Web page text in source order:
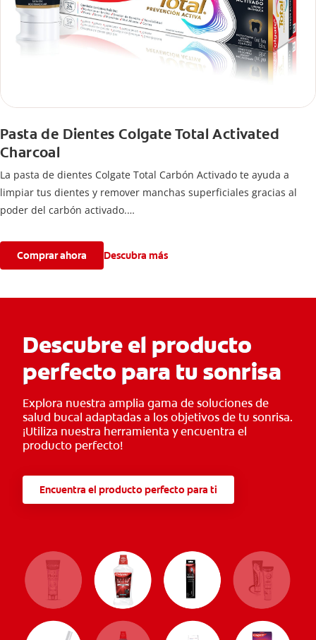
Pasta de Dientes Colgate Total Activated
Charcoal
La pasta de dientes Colgate Total Carbón Activado te ayuda a
limpiar tus dientes y remover manchas superficiales gracias al
poder del carbón activado.
fresco durante todo el día.
Comprar ahora Descubra más
Descubre el producto
perfecto para tu sonrisa
Explora nuestra amplia gama de soluciones de
salud bucal adaptadas a los objetivos de tu sonrisa.
¡Utiliza nuestra herramienta y encuentra el
producto perfecto!
Encuentra el producto perfecto para ti